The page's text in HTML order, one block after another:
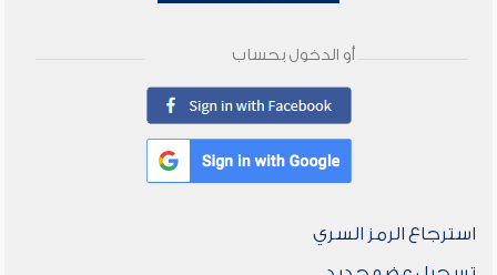
أو الدخول بحساب
استرجاع الرمز السري